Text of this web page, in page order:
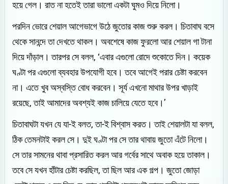
হয়ে গেল। রাত না হতেই তারা ভালো একটা ঘুমও দিয়ে নিলো।
পরদিন ভোরে শেয়াল আগেভাগে উঠে জুতোর কাজ শুরু করল। চিতাবাঘ বসে
থেকে সানন্দে তা দেখতে থাকল। অবশেষে কাজ ফুরলো আর শেয়াল গা টানা
দিয়ে দাঁড়াল। তারপর সে বলল, ‘এবার এগুলো রোদে শুকোতে দিন। কয়েক
ঘণ্টা পর এগুলো ব্যবহার উপযোগী হবে। তবে আগেই পরার চেষ্টা করবেন
না। এতে খুব অস্বস্তি বোধ করবেন। সূর্য এখনো মাথার উপর খাড়াই
রয়েছে, তাই আমাদের অবশ্যই কাজ চালিয়ে যেতে হবে।’
চিতাবাঘটা যখন যে যা-ই বলত, তা-ই বিশ্বাস করত। তাই শেয়ালটা যা বলল,
ঠিক তেমনটাই করল সে। দুই ঘণ্টা পর সে তার থাবায় জুতো এঁটে নিলো।
সে তার সামনের থাবা প্রসারিত করল আর গর্বের সাথে অবাক হয়ে তাকাল।
তবে সে যখন হাঁটার চেষ্টা করছিল, তা ছিল আর এক গল্প। জুতো জোড়া